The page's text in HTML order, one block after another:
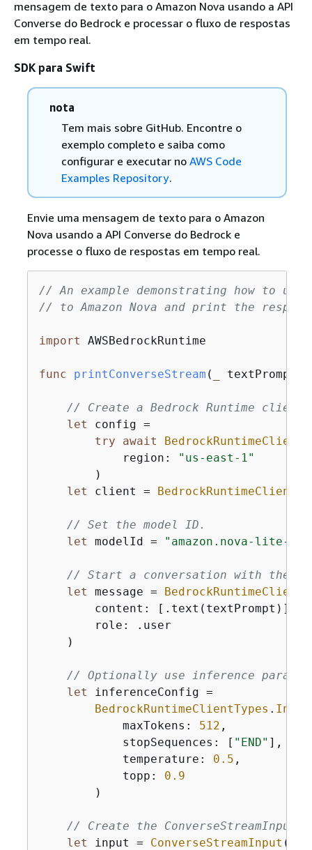
mensagem de texto para o Amazon Nova usando a API
Converse do Bedrock e processar o fluxo de respostas
em tempo real.
SDK para Swift
nota
Tem mais sobre GitHub. Encontre o
exemplo completo e saiba como
configurar e executar no AWS Code
Examples Repository.
Envie uma mensagem de texto para o Amazon
Nova usando a API Converse do Bedrock e
processe o fluxo de respostas em tempo real.
// An example demonstrating how to
// to Amazon Nova and print the
import AWSBedrockRuntime
func printConverseStream ( textPrompt
// Create a Bedrock Runtime client
let config =
try
await BedrockRuntimeClient
            region:
"us-east-1"
        )
let client = BedrockRuntimeClient
// Set the model ID.
let modelId = "amazon.nova-lite-
// Start a conversation with the
let message =
        content: [.text(textPrompt)],
        role: .user
    )
// Optionally use inference
let inferenceConfig =
BedrockRuntimeClientTypes .
            maxTokens:
512 ,
            stopSequences: [
"END" ],
            temperature:
0.5 ,
            topp:
0.9
        )
// Create the ConverseStreamInput
let input = ConverseStreamInput (